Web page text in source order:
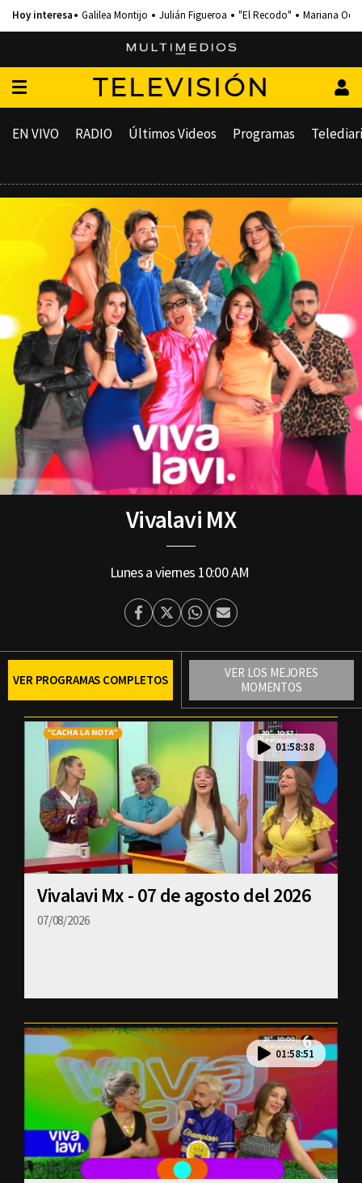
Galilea Montijo Julián Figueroa "El Recodo" Mariana
TELEVISIÓN
EN VIVO RADIO Últimos Videos Programas
Vivalavi MX
Lunes a viernes 10:00 AM
Facebook
TwitterWhatsapp
Enviar
Email
VER PROGRAMAS COMPLETOS
VER LOS MEJORES
MOMENTOS
Vivalavi Mx - 07 de agosto del 2026
07/08/2026
01:58:38
01:58:51